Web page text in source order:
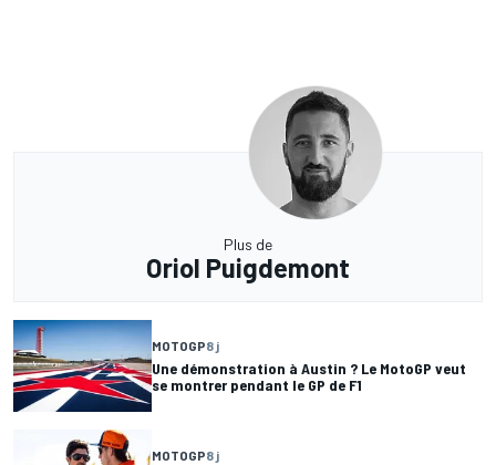
Plus de
Oriol Puigdemont
MOTOGP8 j
Une démonstration à Austin ? Le MotoGP veut
se montrer pendant le GP de F1
MOTOGP8 j